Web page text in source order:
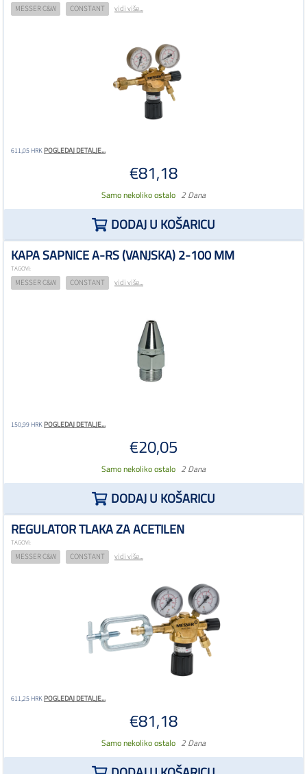
MESSER C&W CONSTANT vidi više...
611,05 HRKPOGLEDAJ DETALJE...
€81,18
Samo nekoliko ostalo 2 Dana
DODAJ U KOŠARICU
KAPA SAPNICE A-RS (VANJSKA) 2-100 MM
TAGOVI:
MESSER C&W CONSTANT vidi više...
150,99 HRKPOGLEDAJ DETALJE...
€20,05
Samo nekoliko ostalo 2 Dana
DODAJ U KOŠARICU
REGULATOR TLAKA ZA ACETILEN
TAGOVI:
MESSER C&W CONSTANT vidi više...
611,25 HRKPOGLEDAJ DETALJE...
€81,18
Samo nekoliko ostalo 2 Dana